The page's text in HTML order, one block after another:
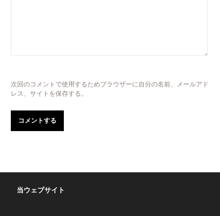
次回のコメントで使用するためブラウザーに自分の名前、メールアド
レス、サイトを保存する。
当ウェブサイト